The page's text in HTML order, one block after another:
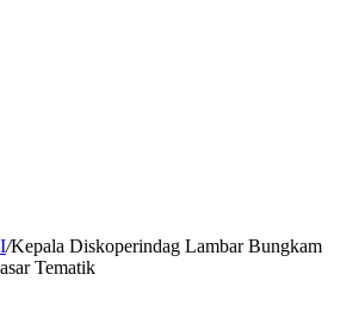
/Kepala Diskoperindag Lambar Bungkam
Tematik